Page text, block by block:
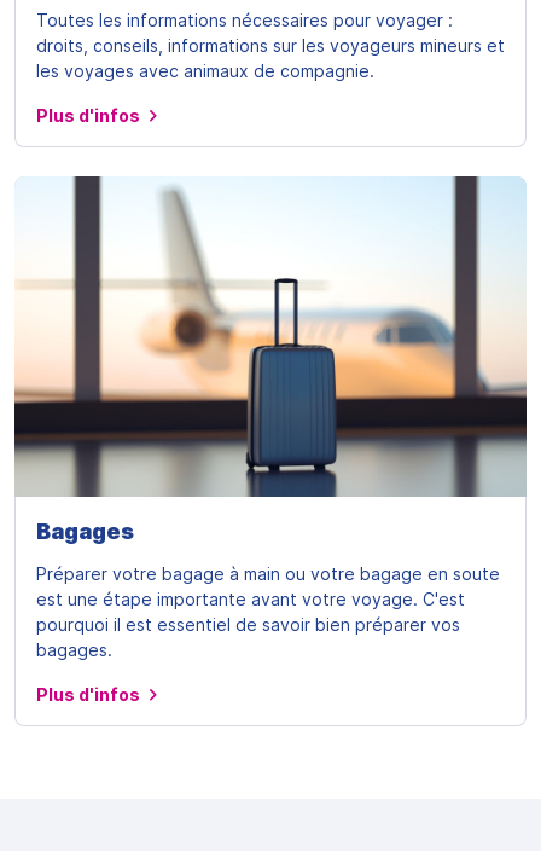
Toutes les informations nécessaires pour voyager :
droits, conseils, informations sur les voyageurs mineurs et
les voyages avec animaux de compagnie.
Plus d'infos
Bagages
Préparer votre bagage à main ou votre bagage en soute
est une étape importante avant votre voyage. C'est
pourquoi il est essentiel de savoir bien préparer vos
bagages.
Plus d'infos